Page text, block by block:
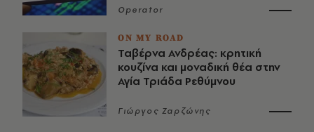
Operator
ON MY ROAD
Ταβέρνα Ανδρέας: κρητική
κουζίνα και μοναδική θέα στην
Αγία Τριάδα Ρεθύμνου
Γιώργος Ζαρζώνης